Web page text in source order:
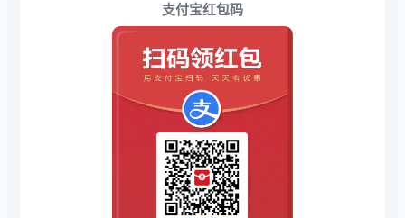
支付宝红包码